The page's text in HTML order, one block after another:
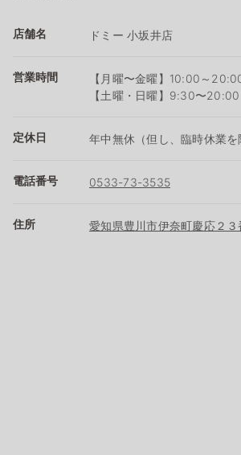
店舗名 ドミー 小坂井店
営業時間
【月曜〜金曜】10:00～
【土曜・日曜】9:30〜20:00
定休日 年中無休（但し、臨時休業を
電話番号 0533-73-3535
住所 愛知県豊川市伊奈町慶応２３